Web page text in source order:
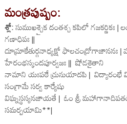
మంత్రపుష్పం:
శ్లో:సుముఖశ్చైక దంతశ్చ కపిలో
గణాధిపః ||
దూమ్రాకేతుర్గనాధ్యక్షో ఫాలచంద్రోగాజాననః |
హేరంభస్కందపూర్వజః || షోడశైతాని
నామాని యఃపఠే చ్రునుయాదపి | విద్యారంభే
సంగ్రామే సర్వ కార్యేషు
విఘ్నస్థస్యనజాయతే | ఓం శ్రీ మహాగానాదిపతయే
సమర్పయామి**|